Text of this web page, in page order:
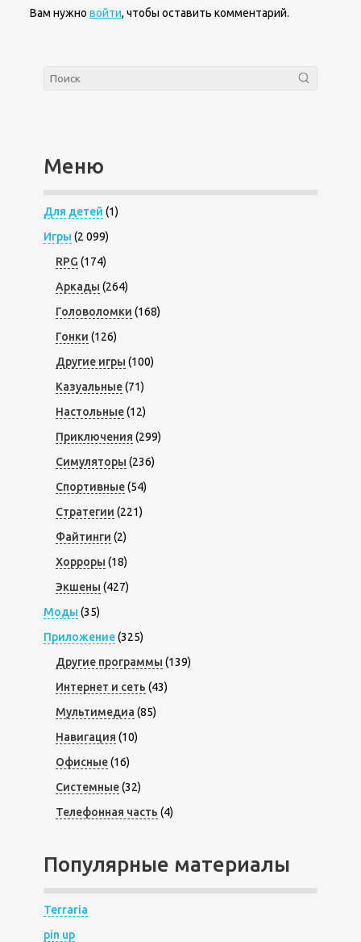
Вам нужно войти, чтобы оставить комментарий.
Меню
Для детей (1)
Игры (2 099)
RPG (174)
Аркады (264)
Головоломки (168)
Гонки (126)
Другие игры (100)
Казуальные(71)
Настольные(12)
Приключения (299)
Симуляторы (236)
Спортивные(54)
Стратегии (221)
Файтинги (2)
Хорроры (18)
Экшены (427)
Моды (35)
Приложение(325)
Другие программы (139)
Интернет и сеть (43)
Мультимедиа (85)
Навигация (10)
Офисные(16)
Системные(32)
Телефонная часть (4)
Популярные материалы
Terraria
pin up